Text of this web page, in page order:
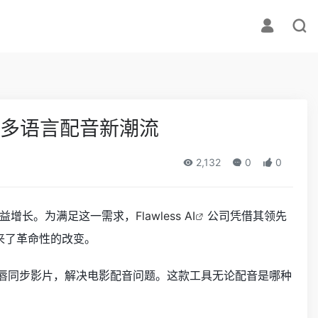
语言配音新潮流
2,132 0 0
长。为满足这一需求， Flawless AI
公司凭借其领先
革命性的改变。
步影片，解决电影配音问题。这款工具无论配音是哪种